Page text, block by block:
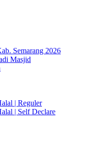
Semarang 2026
Masjid
| Reguler
| Self Declare